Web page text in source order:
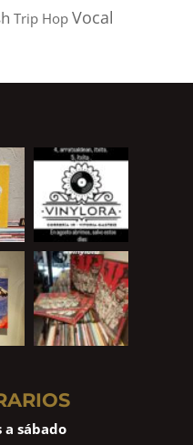
Trip Hop Vocal
a sábado